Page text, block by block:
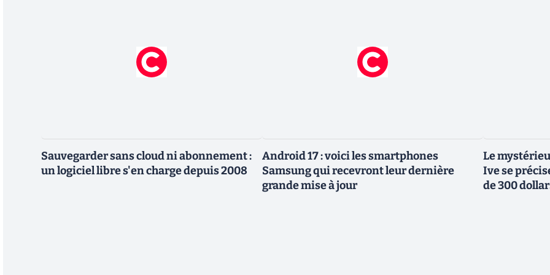
Sauvegarder sans cloud ni abonnement :
un logiciel libre s'en charge depuis 2008
Android 17 : voici les smartphones
Samsung qui recevront leur dernière
grande mise à jour
Le
Ive se
de 300